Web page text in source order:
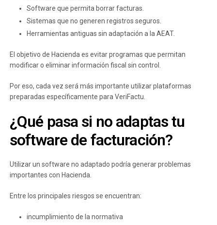
Software que permita borrar facturas.
Sistemas que no generen registros seguros.
Herramientas antiguas sin adaptación a la AEAT.
El objetivo de Hacienda es evitar programas que permitan
modificar o eliminar información fiscal sin control.
Por eso, cada vez será más importante utilizar plataformas
preparadas específicamente para VeriFactu.
¿Qué pasa si no adaptas tu
software de facturación?
Utilizar un software no adaptado podría generar problemas
importantes con Hacienda.
Entre los principales riesgos se encuentran:
incumplimiento de la normativa